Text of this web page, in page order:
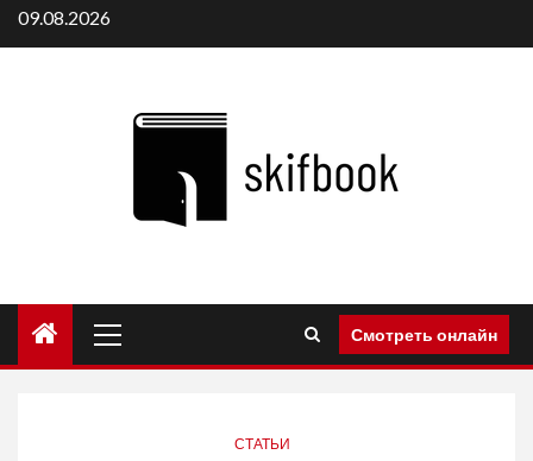
Перейти
к
09.08.2026
меню
Смотреть онлайн
СТАТЬИ